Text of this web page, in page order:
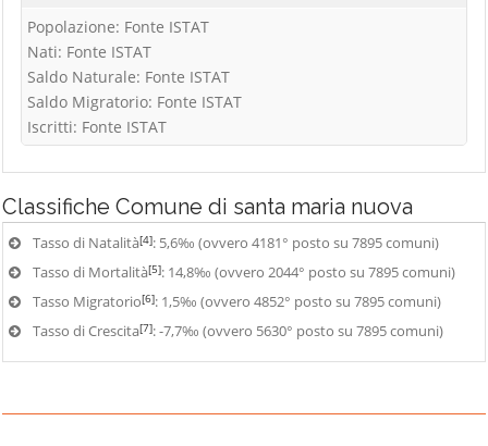
Popolazione: Fonte ISTAT
Nati: Fonte ISTAT
Saldo Naturale: Fonte ISTAT
Saldo Migratorio: Fonte ISTAT
Iscritti: Fonte ISTAT
Classifiche Comune di santa maria nuova
Tasso di Natalità[4]: 5,6‰ (ovvero 4181° posto su 7895 comuni)
Tasso di Mortalità[5]: 14,8‰ (ovvero 2044° posto su 7895 comuni)
Tasso Migratorio[6]: 1,5‰ (ovvero 4852° posto su 7895 comuni)
Tasso di Crescita[7]: -7,7‰ (ovvero 5630° posto su 7895 comuni)